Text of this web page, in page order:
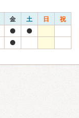
金 土 日 祝